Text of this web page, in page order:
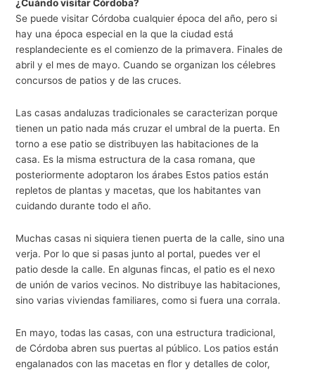
¿Cuándo visitar Córdoba?
Se puede visitar Córdoba cualquier época del año, pero si
hay una época especial en la que la ciudad está
resplandeciente es el comienzo de la primavera. Finales de
abril y el mes de mayo. Cuando se organizan los célebres
concursos de patios y de las cruces.
Las casas andaluzas tradicionales se caracterizan porque
tienen un patio nada más cruzar el umbral de la puerta. En
torno a ese patio se distribuyen las habitaciones de la
casa. Es la misma estructura de la casa romana, que
posteriormente adoptaron los árabes Estos patios están
repletos de plantas y macetas, que los habitantes van
cuidando durante todo el año.
Muchas casas ni siquiera tienen puerta de la calle, sino una
verja. Por lo que si pasas junto al portal, puedes ver el
patio desde la calle. En algunas fincas, el patio es el nexo
de unión de varios vecinos. No distribuye las habitaciones,
sino varias viviendas familiares, como si fuera una corrala.
En mayo, todas las casas, con una estructura tradicional,
de Córdoba abren sus puertas al público. Los patios están
engalanados con las macetas en flor y detalles de color,